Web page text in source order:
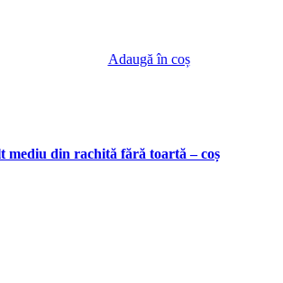
Adaugă în coș
mediu din rachită fără toartă – coș